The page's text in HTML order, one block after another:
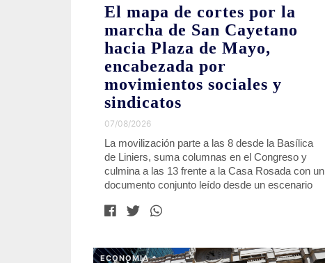
El mapa de cortes por la
marcha de San Cayetano
hacia Plaza de Mayo,
encabezada por
movimientos sociales y
sindicatos
07/08/2026
La movilización parte a las 8 desde la Basílica
de Liniers, suma columnas en el Congreso y
culmina a las 13 frente a la Casa Rosada con un
documento conjunto leído desde un escenario
ECONOMIA